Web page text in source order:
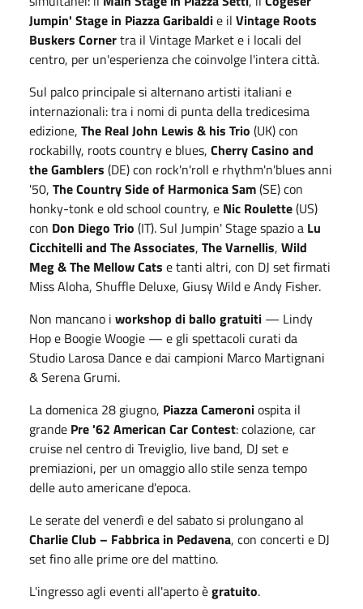
Jumpin' Stage in Piazza Garibaldie il Vintage Roots
Buskers Cornertra il Vintage Market e i locali del
centro, per un'esperienza che coinvolge l'intera città.
Sul palco principale si alternano artisti italiani e
internazionali: tra i nomi di punta della tredicesima
edizione, The Real John Lewis & his Trio (UK) con
rockabilly, roots country e blues, Cherry Casino and
the Gamblers (DE) con rock'n'roll e rhythm'n'blues anni
'50, The Country Side of Harmonica Sam(SE) con
honky-tonk e old school country, e Nic Roulette(US)
con Don Diego Trio (IT). Sul Jumpin' Stage spazio a Lu
Cicchitelli and The Associates, The Varnellis, Wild
Meg & The Mellow Cats e tanti altri, con DJ set firmati
Miss Aloha, Shuffle Deluxe, Giusy Wild e Andy Fisher.
Non mancano i workshop di ballo gratuiti — Lindy
Hop e Boogie Woogie — e gli spettacoli curati da
Studio Larosa Dance e dai campioni Marco Martignani
& Serena Grumi.
La domenica 28 giugno, Piazza Cameroniospita il
grande Pre '62 American Car Contest: colazione, car
cruise nel centro di Treviglio, live band, DJ set e
premiazioni, per un omaggio allo stile senza tempo
delle auto americane d'epoca.
Le serate del venerdì e del sabato si prolungano al
Charlie Club – Fabbrica in Pedavena, con concerti e DJ
set fino alle prime ore del mattino.
L'ingresso agli eventi all'aperto ègratuito.